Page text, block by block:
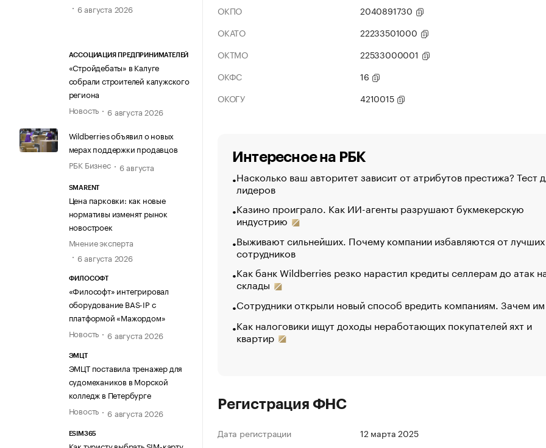
6 августа 2026
АССОЦИАЦИЯ ПРЕДПРИНИМАТЕЛЕЙ
«Стройдебаты» в Калуге
собрали строителей калужского
региона
Новость
6 августа 2026
Wildberries объявил о новых
мерах поддержки продавцов
РБК Бизнес
6 августа
SMARENT
Цена парковки: как новые
нормативы изменят рынок
новостроек
Мнение эксперта
6 августа 2026
ФИЛОСОФТ
«Философт» интегрировал
оборудование BAS-IP с
платформой «Мажордом»
Новость
6 августа 2026
ЭМЦТ
ЭМЦТ поставила тренажер для
судомехаников в Морской
колледж в Петербурге
Новость
6 августа 2026
ESIM365
Как туристу выбрать SIM-карту
ОКПО
2040891730
ОКАТО
22233501000
ОКТМО
22533000001
ОКФС
16
ОКОГУ
4210015
Интересное на РБК
Насколько ваш авторитет зависит от атрибутов престижа? Тест
лидеров
Казино проиграло. Как ИИ-агенты разрушают букмекерскую
индустрию
Выживают сильнейших. Почему компании избавляются от лучших
сотрудников
Как банк Wildberries резко нарастил кредиты селлерам до атак
склады
Сотрудники открыли новый способ вредить компаниям. Зачем
Как налоговики ищут доходы неработающих покупателей яхт и
квартир
Регистрация ФНС
Дата регистрации
12 марта 2025